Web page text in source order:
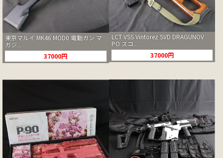
東京マルイ MK46 MOD0 電動ガン マ
ガジ...
37000円
LCT VSS Vintorez SVD DRAGUNOV
PO スコ...
37000円